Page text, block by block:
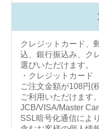
クレジットカード、
込、銀行振込み、ク
選びいただけます。
・クレジットカード
ご注文金額が108円(
ご利用いただけます。
JCB/VISA/Master
SSL暗号化通信によ